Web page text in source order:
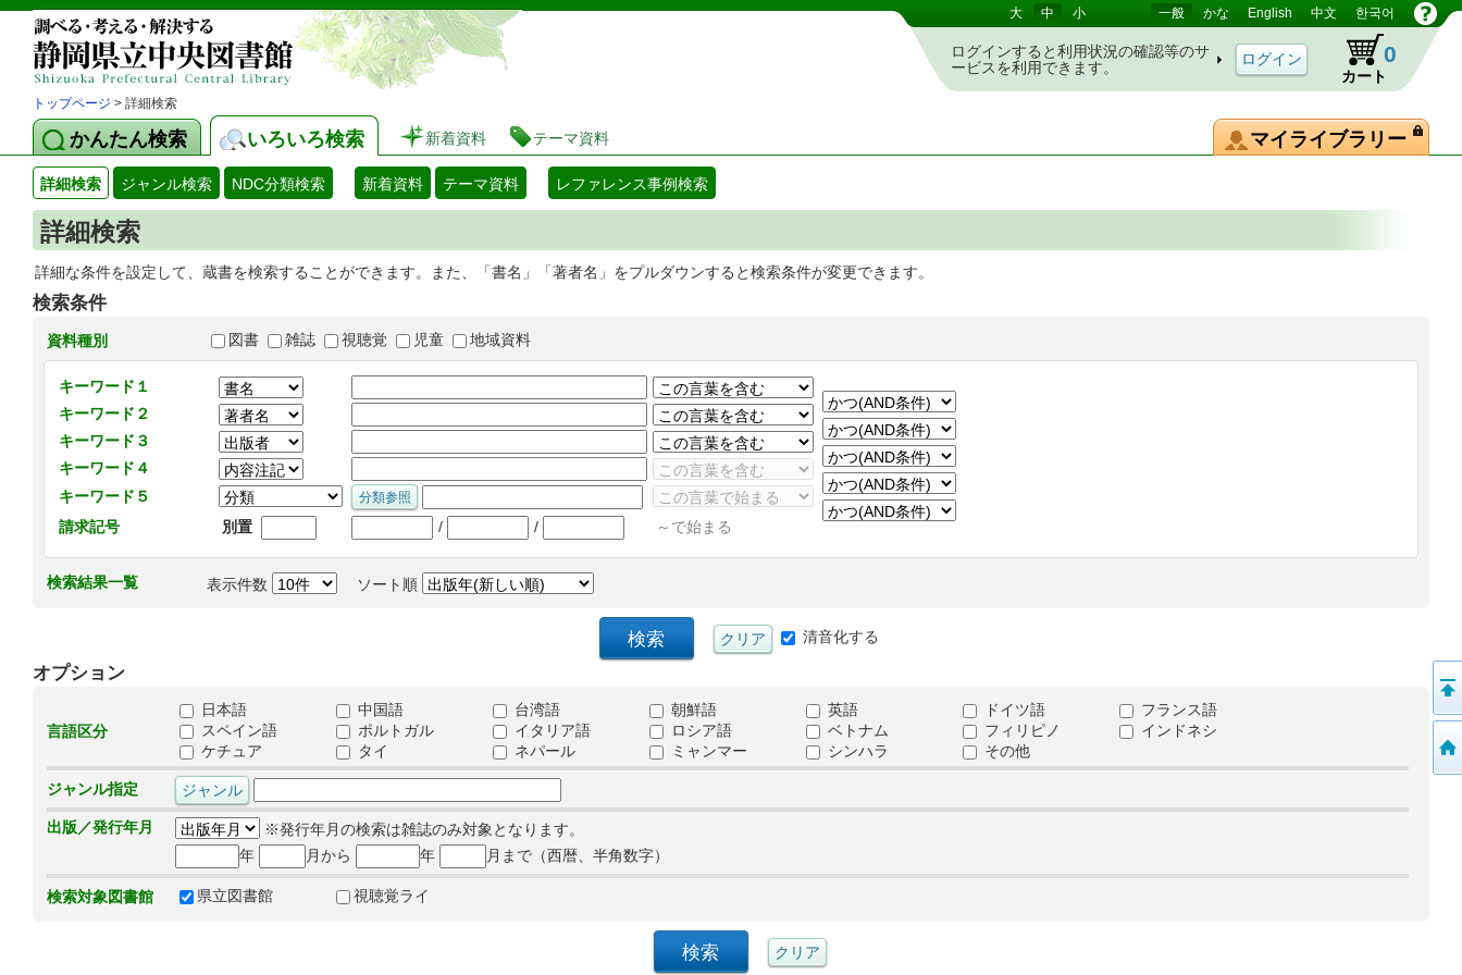
静岡県立図書館 蔵書検索・予約システム 大 中 小 一般 かな English 中文 한국어
ログインすると利用状況の確認等のサ
ービスを利用できます。
カート
0
トップページ > 詳細検索
かんたん検索 いろいろ検索 新着資料 テーマ資料 マイライブラリー
詳細検索 ジャンル検索 NDC分類検索 新着資料 テーマ資料 レファレンス事例検索
詳細検索
詳細な条件を設定して、蔵書を検索することができます。また、「書名」「著者名」をプルダウンすると検索条件が変更できます。
検索条件
資料種別 図書 雑誌 視聴覚 児童 地域資料
キーワード１
キーワード２
キーワード３
キーワード４
キーワード５
請求記号
別置 / / ～で始まる
検索結果一覧 表示件数 ソート順
清音化する
オプション
言語区分
日本語 中国語 台湾語 朝鮮語 英語 ドイツ語
フランス語
スペイン語
ポルトガル イタリア語 ロシア語 ベトナム フィリピノ
インドネシ
ケチュア
タイ ネパール ミャンマー シンハラ その他
ジャンル指定
出版／発行年月
※発行年月の検索は雑誌のみ対象となります。
年
月から 年 月まで（西暦、半角数字）
検索対象図書館 県立図書館 視聴覚ライ